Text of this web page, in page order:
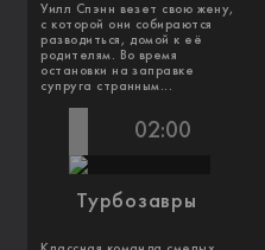
Уилл Спэнн везет свою жену,
с которой они собираются
разводиться, домой к её
родителям. Во время
остановки на заправке
супруга странным...
02:00
Турбозавры